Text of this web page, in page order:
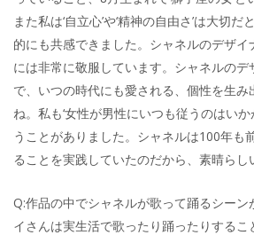
また私は‘自立心’や‘精神の自由さ’は大切
的にも共感できました。シャネルのデザイ
には非常に敬服しています。シャネルのデ
で、いつの時代にも愛される、個性を生み
ね。私も‘女性が男性にいつも従うのはい
うことがありました。シャネルは100年も
ることを実践していたのだから、素晴らし
Q:作品の中でシャネルが歌って踊るシーン
イさんは実生活で歌ったり踊ったりするこ